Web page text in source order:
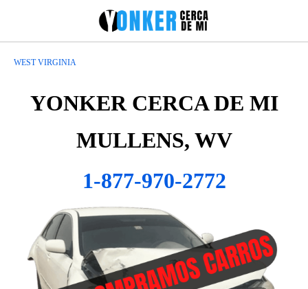
WEST VIRGINIA
YONKER CERCA DE MI
MULLENS, WV
1-877-970-2772